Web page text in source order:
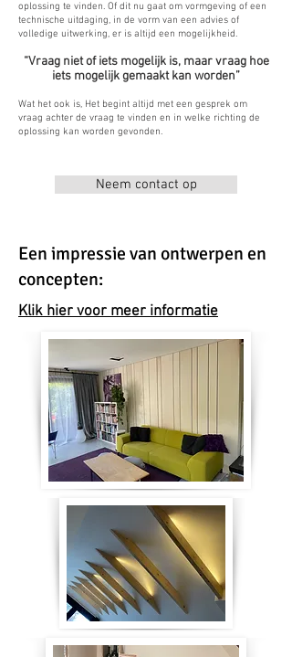
oplossing te vinden. Of dit nu gaat om vormgeving of een
technische uitdaging, in de vorm van een advies of
volledige uitwerking, er is altijd een mogelijkheid.
“Vraag niet of iets mogelijk is, maar vraag hoe
iets mogelijk gemaakt kan worden”
​Wat het ook is, Het begint altijd met een gesprek om
vraag achter de vraag te vinden en in welke richting de
oplossing kan worden gevonden.
Neem contact op
Een impressie van ontwerpen en
concepten:
Klik hier voor meer informatie